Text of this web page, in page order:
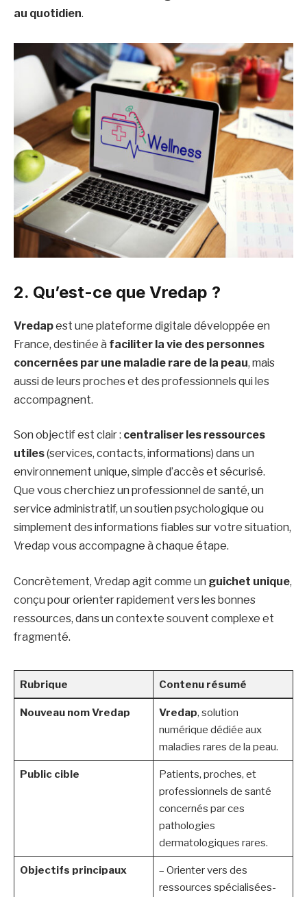
au quotidien.
2. Qu’est-ce que Vredap ?
Vredapest une plateforme digitale développée en
France, destinée à faciliter la vie des personnes
concernées par une maladie rare de la peau, mais
aussi de leurs proches et des professionnels qui les
accompagnent.
Son objectif est clair : centraliser les ressources
utiles(services, contacts, informations) dans un
environnement unique, simple d’accès et sécurisé.
Que vous cherchiez un professionnel de santé, un
service administratif, un soutien psychologique ou
simplement des informations fiables sur votre situation,
Vredap vous accompagne à chaque étape.
Concrètement, Vredap agit comme un guichet unique,
conçu pour orienter rapidement vers les bonnes
ressources, dans un contexte souvent complexe et
fragmenté.
Rubrique Contenu résumé
Nouveau nom Vredap Vredap, solution
numérique dédiée aux
maladies rares de la peau.
Public cible
Patients, proches, et
professionnels de santé
concernés par ces
pathologies
dermatologiques rares.
Objectifs principaux
– Orienter vers des
ressources spécialisées-